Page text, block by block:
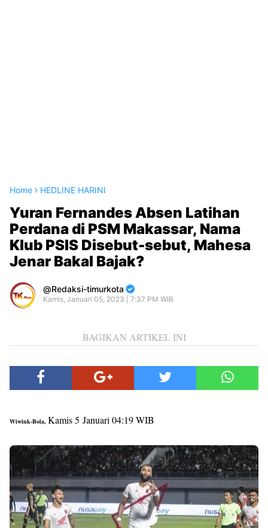
Home HEDLINE HARINI
Yuran Fernandes Absen Latihan
Perdana di PSM Makassar, Nama
Klub PSIS Disebut-sebut, Mahesa
Jenar Bakal Bajak?
Redaksi-timurkota
Kamis, Januari 05, 2023 | 7:37 PM WIB
BAGIKAN ARTIKEL INI
Wiwink-Bola, Kamis 5 Januari 04:19 WIB